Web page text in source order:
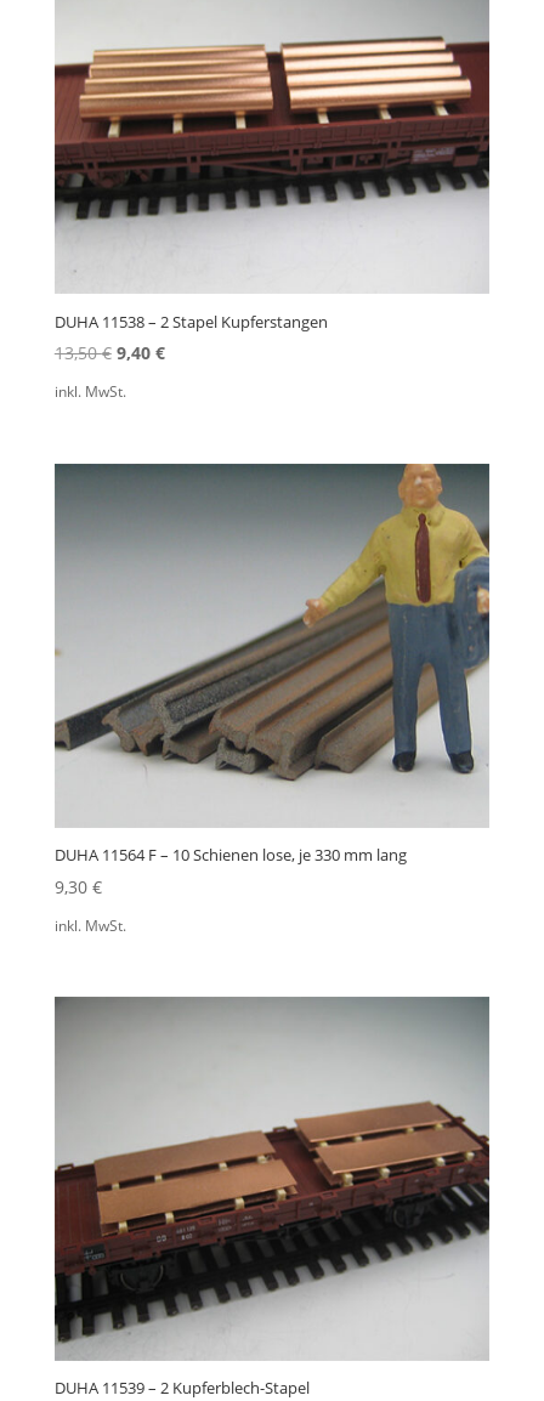
DUHA 11538 – 2 Stapel Kupferstangen
13,50€ Ursprünglicher
9,40 €Aktueller
inkl. MwSt.
DUHA 11564 F – 10 Schienen lose, je 330 mm lang
9,30 €
inkl. MwSt.
DUHA 11539 – 2 Kupferblech-Stapel